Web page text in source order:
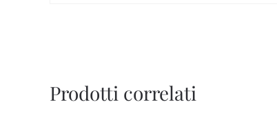
Prodotti correlati